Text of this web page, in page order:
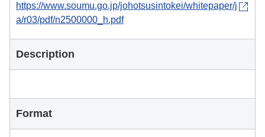
https://www.soumu.go.jp/johotsusintokei/whitepaper/j
a/r03/pdf/n2500000_h.pdf
Description
Format